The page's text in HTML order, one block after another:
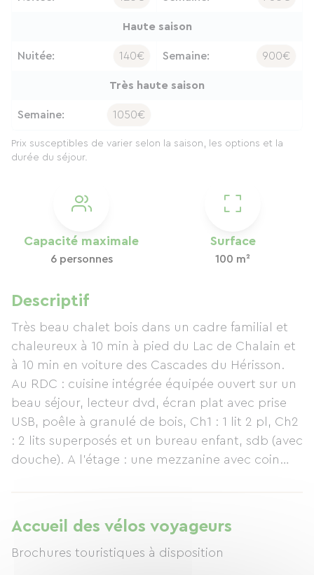
Capacité maximale
6 personnes
Surface
100 m²
Descriptif
Très beau chalet bois dans un cadre familial et
chaleureux à 10 min à pied du Lac de Chalain et
à 10 min en voiture des Cascades du Hérisson.
Au RDC : cuisine intégrée équipée ouvert sur un
beau séjour, lecteur dvd, écran plat avec prise
USB, poêle à granulé de bois, Ch1 : 1 lit 2 pl, Ch2
: 2 lits superposés et un bureau enfant, sdb (avec
douche). A l'étage : une mezzanine avec coin
les pièces sont très lumineuses et agréables.
Salon de jardin, barbecue, abri voiture. Vue sur
la nature environnante. Terrain attenant de
Accueil des vélos voyageurs
Brochures touristiques à disposition
Haute saison
Nuitée: 140€ Semaine: 900€
Très haute saison
Semaine: 1050€
Prix susceptibles de varier selon la saison, les options et la
durée du séjour.